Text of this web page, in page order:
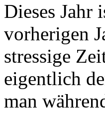
Dieses Jahr
vorherigen
stressige
eigentlich
man